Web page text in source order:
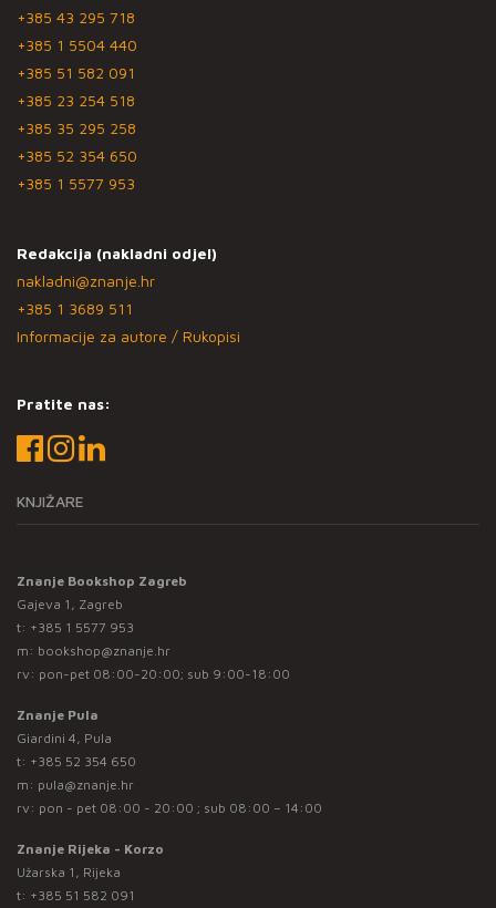
+385 43 295 718
+385 1 5504 440
+385 51 582 091
+385 23 254 518
+385 35 295 258
+385 52 354 650
+385 1 5577 953
Redakcija (nakladni odjel)
nakladni@znanje.hr
+385 1 3689 511
Informacije za autore / Rukopisi
Pratite nas:
KNJIŽARE
Znanje Bookshop Zagreb
Gajeva 1, Zagreb
t: +385 1 5577 953
m: bookshop@znanje.hr
rv: pon-pet 08:00-20:00; sub 9:00-18:00
Znanje Pula
Giardini 4, Pula
t: +385 52 354 650
m: pula@znanje.hr
rv: pon - pet 08:00 - 20:00 ; sub 08:00 – 14:00
Znanje Rijeka - Korzo
Užarska 1, Rijeka
t: +385 51 582 091